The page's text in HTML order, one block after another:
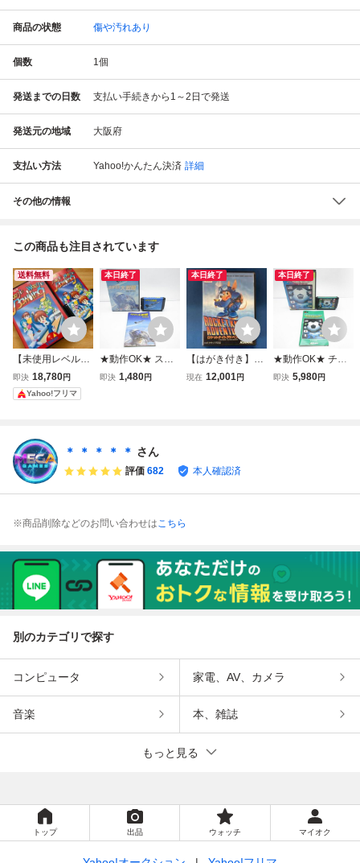
商品の状態 傷や汚れあり
個数 1個
発送までの日数 支払い手続きから1～2日で発送
発送元の地域 大阪府
支払い方法 Yahoo!かんたん決済 詳細
その他の情報
この商品も注目されています
送料無料
【未使用レベル
品】MD ブギウ
ギ・ボーリング B
OOGIE WOOGIE
品
即決 18,780円
Yahoo!フリマ
本日終了
★動作OK★ スー
パー大戦略 箱・説
即決 1,480円
本日終了
【はがき付き】ロ
ケットナイトアド
現在 12,001円
本日終了
★動作OK★ チャ
ンピオンズワール
即決 5,980円
＊ ＊ ＊ ＊ ＊ さん
評価 682 本人確認済
※商品削除などのお問い合わせはこちら
別のカテゴリで探す
コンピュータ 家電、AV、カメラ
音楽 本、雑誌
もっと見る
トップ 出品 ウォッチ マイオク